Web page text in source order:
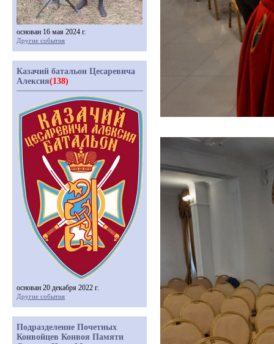
основан 16 мая 2024 г.
Другие события
Казачий батальон Цесаревича
Алексия(138)
основан 20 декабря 2022 г.
Другие события
Подразделение Почетных
Конвойцев Конвоя Памяти